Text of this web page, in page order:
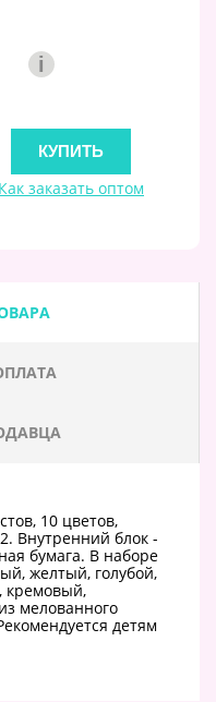
i
Как заказать оптом
10 цветов,
Внутренний блок -
бумага. В наборе
желтый, голубой,
кремовый,
мелованного
детям